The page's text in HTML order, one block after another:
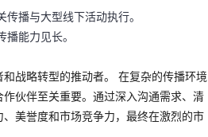
播与大型线下活动执行。
能力见长。
战略转型的推动者。
在复杂的传播环境
作伙伴至关重要。通过深入沟通需求、清
美誉度和市场竞争力，最终在激烈的市